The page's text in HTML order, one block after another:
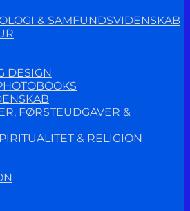
& SAMFUNDSVIDENSKAB
DESIGN
FØRSTEUDGAVER &
& RELIGION